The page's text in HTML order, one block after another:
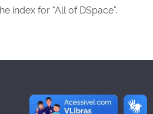
index for "All of DSpace".
NAS REDES